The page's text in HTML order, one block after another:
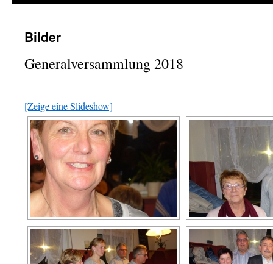
Bilder
Generalversammlung 2018
[Zeige eine Slideshow]